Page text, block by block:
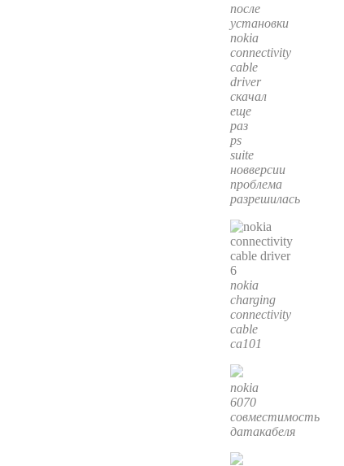
после
установки
nokia
connectivity
cable
driver
скачал
еще
раз
ps
suite
новверсии
проблема
разрешилась
nokia
charging
connectivity
cable
ca101
nokia
6070
совместимость
датакабеля